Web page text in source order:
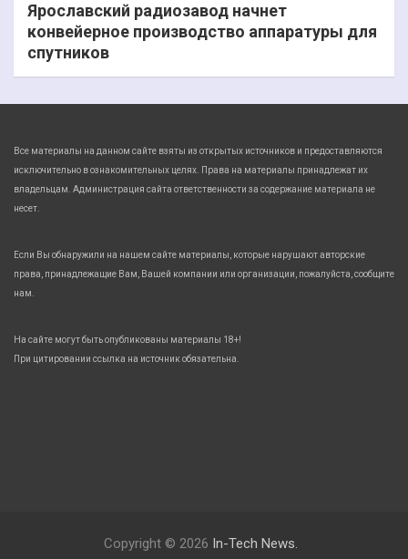
Ярославский радиозавод начнет
конвейерное производство аппаратуры для
спутников
Все материалы на данном сайте взяты из открытых источников и предоставляются
исключительно в ознакомительных целях. Права на материалы принадлежат их
владельцам. Администрация сайта ответственности за содержание материала не
несет.
Если Вы обнаружили на нашем сайте материалы, которые нарушают авторские
права, принадлежащие Вам, Вашей компании или организации, пожалуйста, сообщите
нам.
На сайте могут быть опубликованы материалы 18+!
При цитировании ссылка на источник обязательна.
Copyright © 2026 In-Tech News.